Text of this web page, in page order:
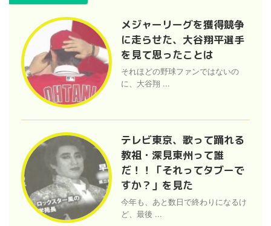
メジャーリーグを獲得競争
に走らせた、大谷翔平選手
を見て思ったことは
それほどの野球ファンではないの
に、大谷翔 ...
テレビ東京、歌って踊れる
教祖・深見東州って誰
だ！！「それってタブーで
すか？」を見た
今年も、あと数日で終わりになるけ
ど、最後 ...